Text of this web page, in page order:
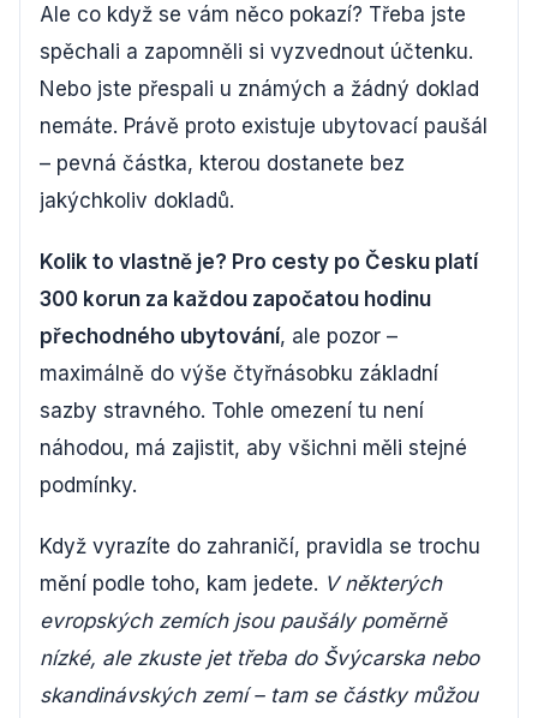
Ale co když se vám něco pokazí? Třeba jste
spěchali a zapomněli si vyzvednout účtenku.
Nebo jste přespali u známých a žádný doklad
nemáte. Právě proto existuje ubytovací paušál
– pevná částka, kterou dostanete bez
jakýchkoliv dokladů.
Kolik to vlastně je? Pro cesty po Česku platí
300 korun za každou započatou hodinu
přechodného ubytování, ale pozor –
maximálně do výše čtyřnásobku základní
sazby stravného. Tohle omezení tu není
náhodou, má zajistit, aby všichni měli stejné
podmínky.
Když vyrazíte do zahraničí, pravidla se trochu
mění podle toho, kam jedete. V některých
evropských zemích jsou paušály poměrně
nízké, ale zkuste jet třeba do Švýcarska nebo
skandinávských zemí – tam se částky můžou